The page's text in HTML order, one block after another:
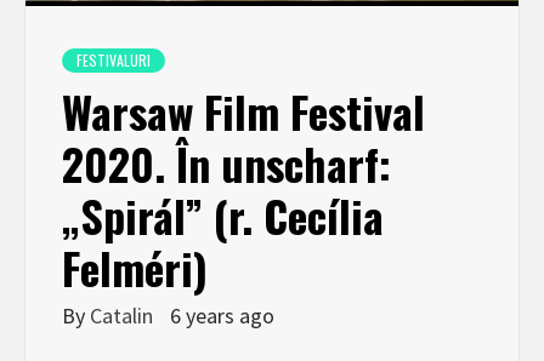
FESTIVALURI
Warsaw Film Festival
2020. În unscharf:
„Spirál” (r. Cecília
Felméri)
By Catalin 6 years ago